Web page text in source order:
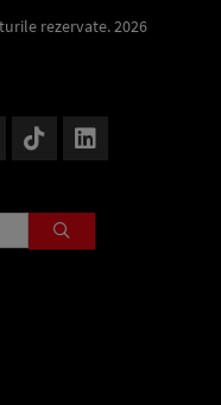
rezervate. 2026